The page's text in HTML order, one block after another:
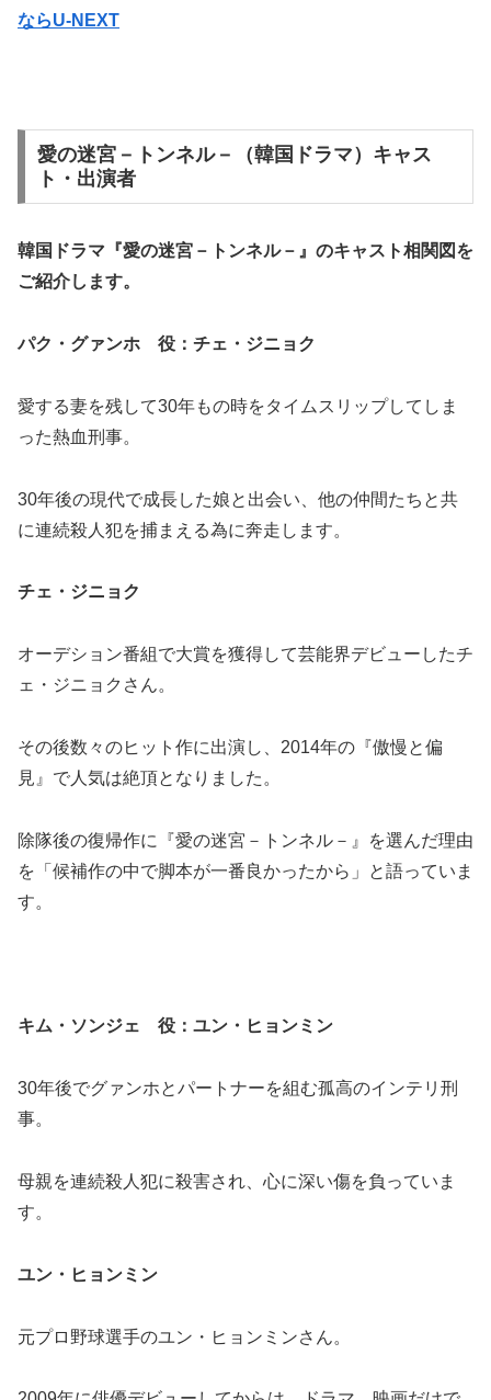
ならU-NEXT
愛の迷宮－トンネル－（韓国ドラマ）キャス
ト・出演者
韓国ドラマ『愛の迷宮－トンネル－』のキャスト相関図 を
ご紹介します。
パク・グァンホ 役：チェ・ジニョク
愛する妻を残して30年もの時をタイムスリップしてしま
った熱血刑事。
30年後の現代で成長した娘と出会い、他の仲間たちと共
に連続殺人犯を捕まえる為に奔走します。
チェ・ジニョク
オーデション番組で大賞を獲得して芸能界デビューしたチ
ェ・ジニョクさん。
その後数々のヒット作に出演し、2014年の『傲慢と偏
見』で人気は絶頂となりました。
除隊後の復帰作に『愛の迷宮－トンネル－』を選んだ理由
を「候補作の中で脚本が一番良かったから」と語っていま
す。
キム・ソンジェ 役：ユン・ヒョンミン
30年後でグァンホとパートナーを組む孤高のインテリ刑
事。
母親を連続殺人犯に殺害され、心に深い傷を負っていま
す。
ユン・ヒョンミン
元プロ野球選手のユン・ヒョンミンさん。